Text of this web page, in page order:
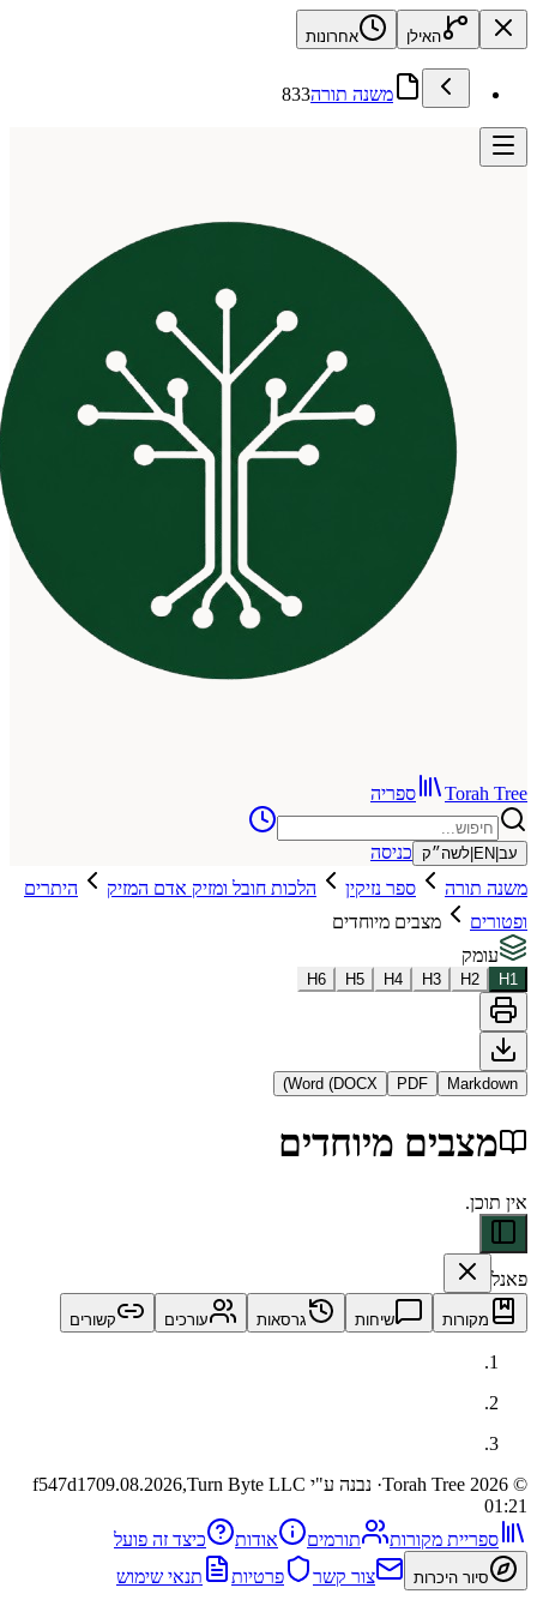
האילן אחרונות
משנה תורה833
ספריה
כניסה
ספר נזיקין הלכות חובל ומזיק אדם המזיק
היתרים
מצבים מיוחדים
H3
H4
H5
H6
PDF
Word (DOCX)
מיוחדים
שיחות גרסאות עורכים קשורים
· נבנה ע"י Turn Byte LLC f547d1709.08.2026,
מקורות תורמים אודות כיצד זה פועל
היכרות צור קשר פרטיות תנאי שימוש